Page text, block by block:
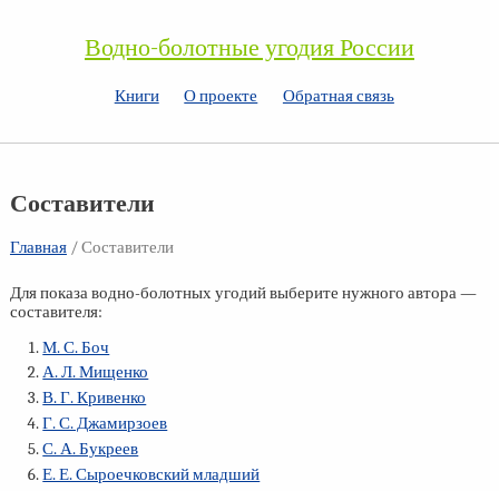
Водно-болотные угодия России
Книги О проекте Обратная связь
Составители
Главная/Составители
Для показа водно-болотных угодий выберите нужного автора —
составителя:
М. С. Боч
А. Л. Мищенко
В. Г. Кривенко
Г. С. Джамирзоев
С. А. Букреев
Е. Е. Сыроечковский младший